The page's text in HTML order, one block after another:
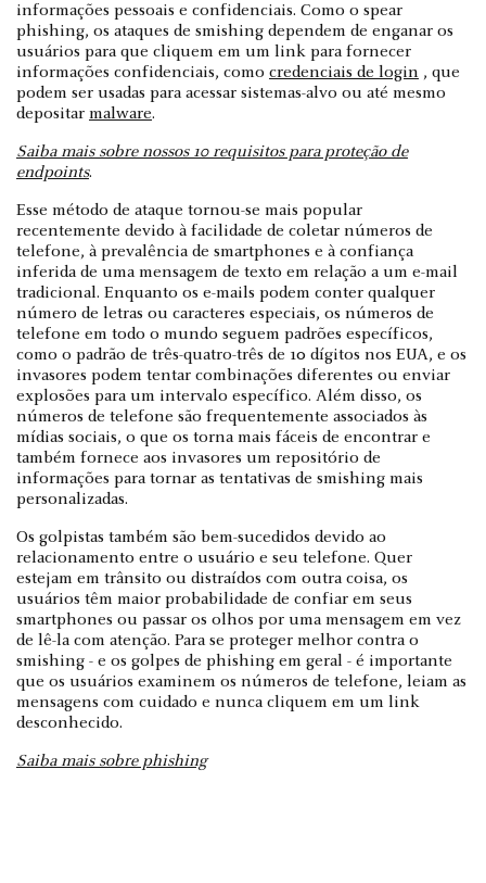
informações pessoais e confidenciais. Como o spear
phishing, os ataques de smishing dependem de enganar os
usuários para que cliquem em um link para fornecer
informações confidenciais, como credenciais de login , que
podem ser usadas para acessar sistemas-alvo ou até mesmo
depositar malware.
Saiba mais sobre nossos 10 requisitos para proteção de
endpoints.
Esse método de ataque tornou-se mais popular
recentemente devido à facilidade de coletar números de
telefone, à prevalência de smartphones e à confiança
inferida de uma mensagem de texto em relação a um e-mail
tradicional. Enquanto os e-mails podem conter qualquer
número de letras ou caracteres especiais, os números de
telefone em todo o mundo seguem padrões específicos,
como o padrão de três-quatro-três de 10 dígitos nos EUA, e os
invasores podem tentar combinações diferentes ou enviar
explosões para um intervalo específico. Além disso, os
números de telefone são frequentemente associados às
mídias sociais, o que os torna mais fáceis de encontrar e
também fornece aos invasores um repositório de
informações para tornar as tentativas de smishing mais
personalizadas.
Os golpistas também são bem-sucedidos devido ao
relacionamento entre o usuário e seu telefone. Quer
estejam em trânsito ou distraídos com outra coisa, os
usuários têm maior probabilidade de confiar em seus
smartphones ou passar os olhos por uma mensagem em vez
de lê-la com atenção. Para se proteger melhor contra o
smishing - e os golpes de phishing em geral - é importante
que os usuários examinem os números de telefone, leiam as
mensagens com cuidado e nunca cliquem em um link
desconhecido.
Saiba mais sobre phishing